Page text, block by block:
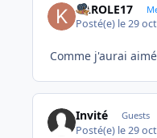
KAROLE17
Posté(e) le 29
Comme j'aurai
Invité Guests
Posté(e) le 29